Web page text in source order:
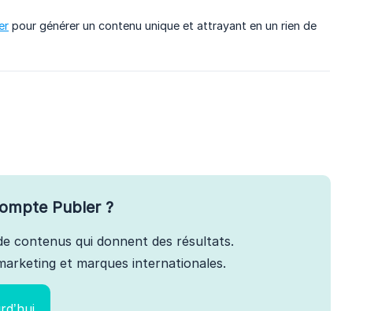
pour générer un contenu unique et attrayant en un rien de
Publer ?
contenus qui donnent des résultats.
et marques internationales.